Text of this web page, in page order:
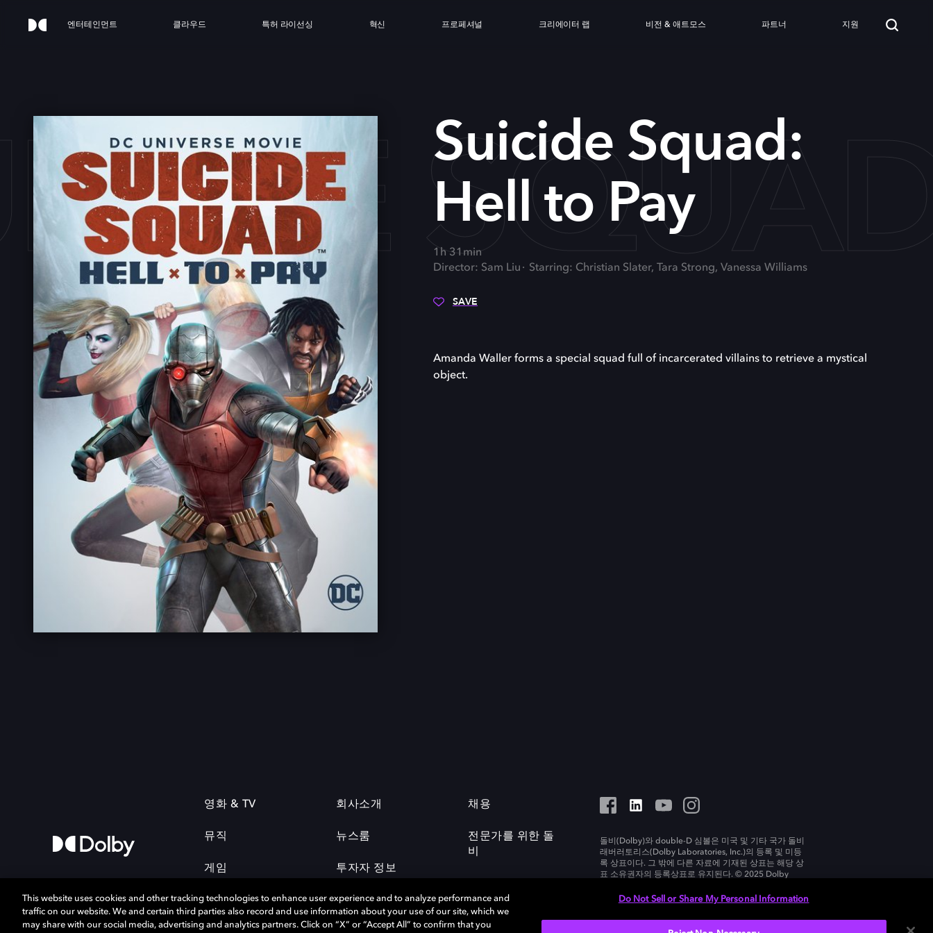
엔터테인먼트 클라우드 특허 라이선싱 혁신 프로페셔널 크리에이터 랩 비전 & 애트모스 파트너 지원
Suicide Squad:
Hell to Pay
1h 31min
Director: Sam Liu
Starring: Christian Slater, Tara Strong, Vanessa Williams
SAVE
Amanda Waller forms a special squad full of incarcerated villains to retrieve a mystical
object.
영화 & TV
뮤직
게임
회사소개
뉴스룸
투자자 정보
채용
전문가를 위한 돌
비
돌비(Dolby)와 double-D 심볼은 미국 및 기타 국가 돌비
래버러토리스(Dolby Laboratories, Inc.)의 등록 및 미등
록 상표이다. 그 밖에 다른 자료에 기재된 상표는 해당 상
표 소유권자의 등록상표로 유지된다. © 2025 Dolby
This website uses cookies and other tracking technologies to enhance user experience and to analyze performance and
traffic on our website. We and certain third parties also record and use information about your use of our site, which we
may share with our social media, advertising and analytics partners. Click on “X” or “Accept All” to confirm that you
Do Not Sell or Share My Personal Information